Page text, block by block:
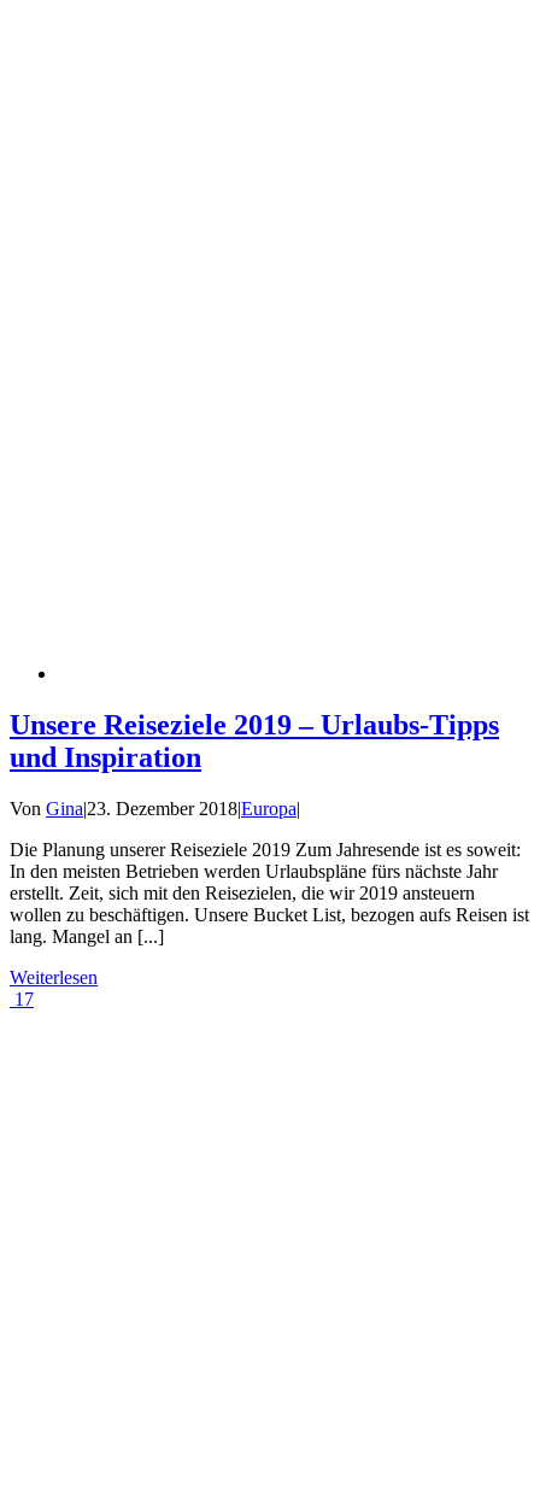
Unsere Reiseziele 2019 – Urlaubs-Tipps
und Inspiration
Von Gina|23. Dezember 2018|Europa|
Die Planung unserer Reiseziele 2019 Zum Jahresende ist es soweit:
In den meisten Betrieben werden Urlaubspläne fürs nächste Jahr
erstellt. Zeit, sich mit den Reisezielen, die wir 2019 ansteuern
wollen zu beschäftigen. Unsere Bucket List, bezogen aufs Reisen ist
lang. Mangel an [...]
Weiterlesen
17